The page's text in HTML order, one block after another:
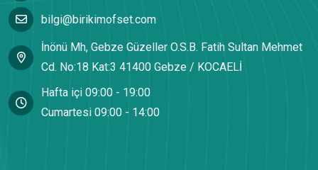
bilgi@birikimofset.com
İnönü Mh, Gebze Güzeller O.S.B. Fatih Sultan Mehmet
Cd. No:18 Kat:3 41400 Gebze / KOCAELİ
Hafta içi 09:00 - 19:00
Cumartesi 09:00 - 14:00